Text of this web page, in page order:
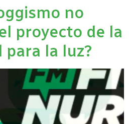
no
proyecto de la
para la luz?